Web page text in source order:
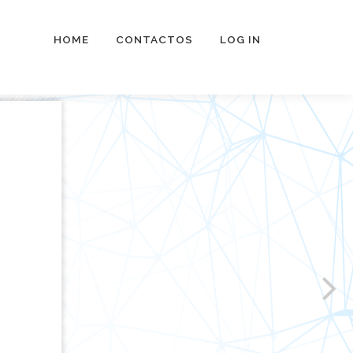
HOME CONTACTOS LOG IN